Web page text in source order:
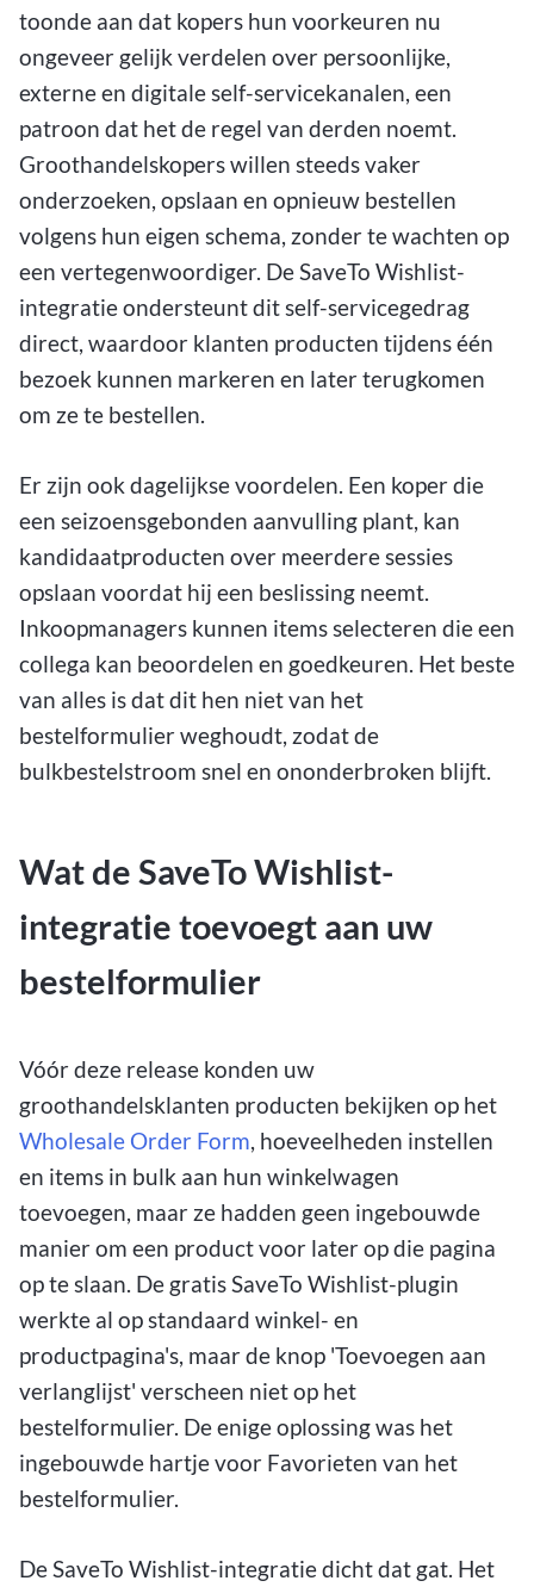
toonde aan dat kopers hun voorkeuren nu
ongeveer gelijk verdelen over persoonlijke,
externe en digitale self-servicekanalen, een
patroon dat het de regel van derden noemt.
Groothandelskopers willen steeds vaker
onderzoeken, opslaan en opnieuw bestellen
volgens hun eigen schema, zonder te wachten op
een vertegenwoordiger. De SaveTo Wishlist-
integratie ondersteunt dit self-servicegedrag
direct, waardoor klanten producten tijdens één
bezoek kunnen markeren en later terugkomen
om ze te bestellen.
Er zijn ook dagelijkse voordelen. Een koper die
een seizoensgebonden aanvulling plant, kan
kandidaatproducten over meerdere sessies
opslaan voordat hij een beslissing neemt.
Inkoopmanagers kunnen items selecteren die een
collega kan beoordelen en goedkeuren. Het beste
van alles is dat dit hen niet van het
bestelformulier weghoudt, zodat de
bulkbestelstroom snel en ononderbroken blijft.
Wat de SaveTo Wishlist-
integratie toevoegt aan uw
bestelformulier
Vóór deze release konden uw
groothandelsklanten producten bekijken op het
Wholesale Order Form, hoeveelheden instellen
en items in bulk aan hun winkelwagen
toevoegen, maar ze hadden geen ingebouwde
manier om een product voor later op die pagina
op te slaan. De gratis SaveTo Wishlist-plugin
werkte al op standaard winkel- en
productpagina's, maar de knop 'Toevoegen aan
verlanglijst' verscheen niet op het
bestelformulier. De enige oplossing was het
ingebouwde hartje voor Favorieten van het
bestelformulier.
De SaveTo Wishlist-integratie dicht dat gat. Het